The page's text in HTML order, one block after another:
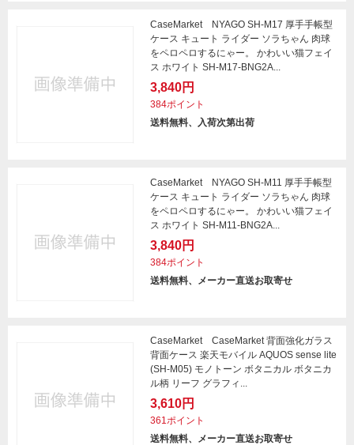
CaseMarket NYAGO SH-M17 厚手手帳型
ケース キュート ライダー ソラちゃん 肉球
をペロペロするにゃー。 かわいい猫フェイ
ス ホワイト SH-M17-BNG2A...
3,840円
384ポイント
送料無料、入荷次第出荷
CaseMarket NYAGO SH-M11 厚手手帳型
ケース キュート ライダー ソラちゃん 肉球
をペロペロするにゃー。 かわいい猫フェイ
ス ホワイト SH-M11-BNG2A...
3,840円
384ポイント
送料無料、メーカー直送お取寄せ
CaseMarket CaseMarket 背面強化ガラス
背面ケース 楽天モバイル AQUOS sense lite
(SH-M05) モノトーン ボタニカル ボタニカ
ル柄 リーフ グラフィ...
3,610円
361ポイント
送料無料、メーカー直送お取寄せ